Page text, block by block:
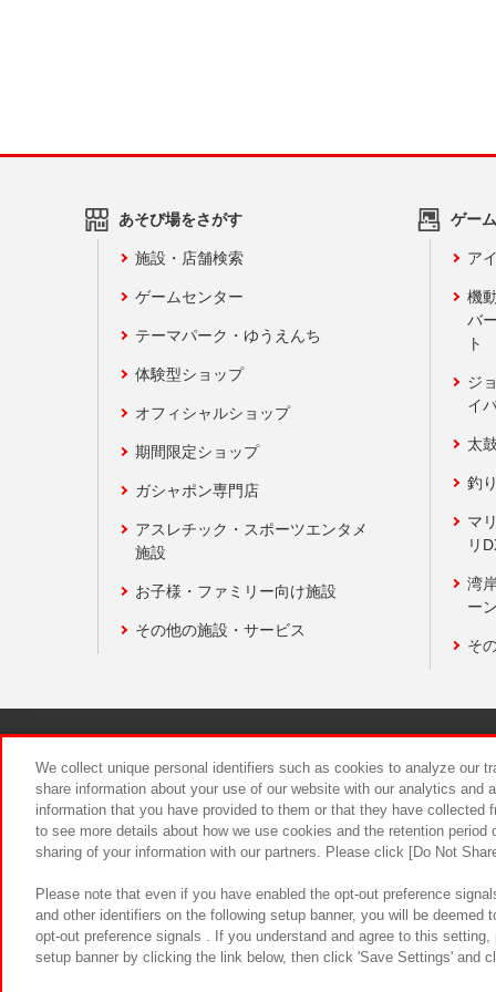
あそび場をさがす
施設・店舗検索
ゲームセンター
テーマパーク・ゆうえんち
体験型ショップ
オフィシャルショップ
期間限定ショップ
ガシャポン専門店
アスレチック・スポーツエンタメ
施設
お子様・ファミリー向け施設
その他の施設・サービス
ゲー
ア
機
バ
ト
ジ
イ
太
釣
マ
リ
湾
ー
そ
食品のご
We collect unique personal identifiers such as cookies to analyze our
share information about your use of our website with our analytics and
information that you have provided to them or that they have
to see more details about how we use cookies and the retention
sharing of your information with our partners. Please click [Do Not
Please note that even if you have enabled the opt-out preference
and other identifiers on the following setup banner, you will be
opt-out preference signals . If you understand and agree to this
setup banner by clicking the link below, then click 'Save Settings' and